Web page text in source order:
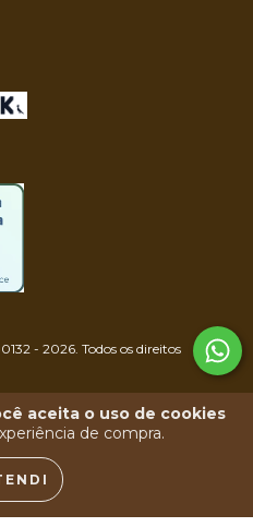
aceita o uso de cookies
de compra.
- 2026. Todos os direitos